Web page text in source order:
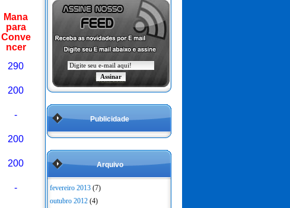
Mana
para
Conve
ncer
290
200
-
200
200
-
Publicidade
Arquivo
fevereiro 2013 (7)
outubro 2012 (4)